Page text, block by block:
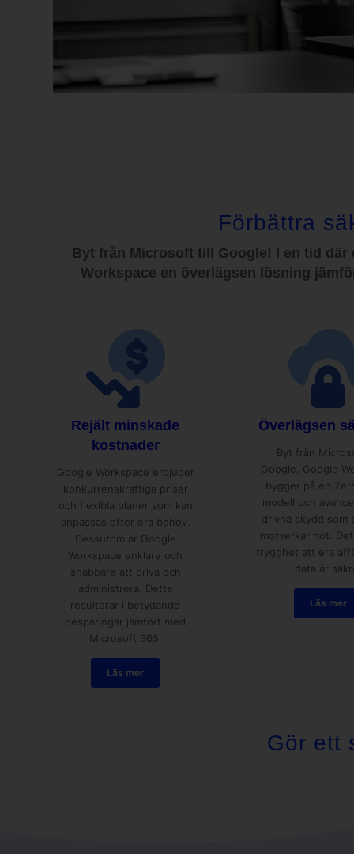
Förbättra
Byt från Microsoft till Google! I en tid
Workspace en överlägsen lösning
Rejält minskade
kostnader
Google Workspace erbjuder
konkurrenskraftiga priser
och flexibla planer som kan
anpassas efter era behov.
Dessutom är Google
Workspace enklare och
snabbare att driva och
administrera. Detta
resulterar i betydande
besparingar jämfört med
Microsoft 365.
Läs mer
Överlägsen
Byt från
Google. Google
bygger på en
modell och
drivna skydd som
motverkar hot.
trygghet att era
data är
Läs mer
Gör ett